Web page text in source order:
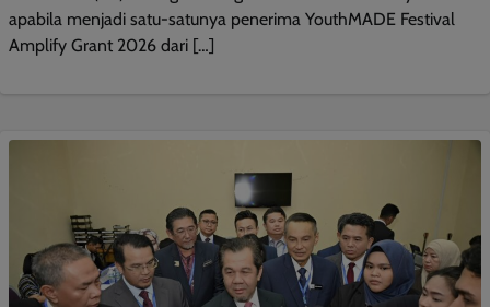
apabila menjadi satu-satunya penerima YouthMADE Festival
Amplify Grant 2026 dari […]